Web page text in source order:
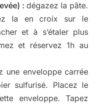
:dégazez la pâte.
la en croix sur le
et à s’étaler plus
et réservez 1h au
une enveloppe carrée
sulfurisé. Placez le
enveloppe. Tapez